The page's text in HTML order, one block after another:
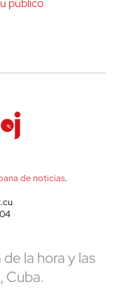
de noticias.
la hora y las
Cuba.